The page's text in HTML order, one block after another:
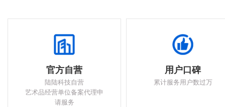
官方自营
陆陆科技自营
艺术品经营单位备案代理申
请服务
用户口碑
累计服务用户数过万